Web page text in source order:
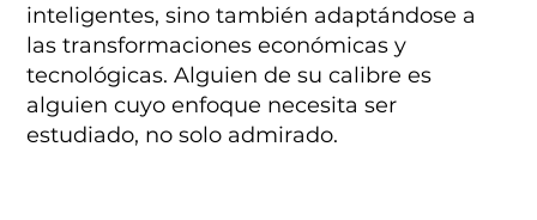
inteligentes, sino también adaptándose a
las transformaciones económicas y
tecnológicas. Alguien de su calibre es
alguien cuyo enfoque necesita ser
estudiado, no solo admirado.